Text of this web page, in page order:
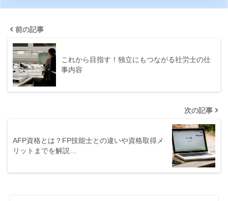
前の記事
これから目指す！独立にもつながる社労士の仕
事内容
次の記事
AFP資格とは？FP技能士との違いや資格取得メ
リットまでを解説…